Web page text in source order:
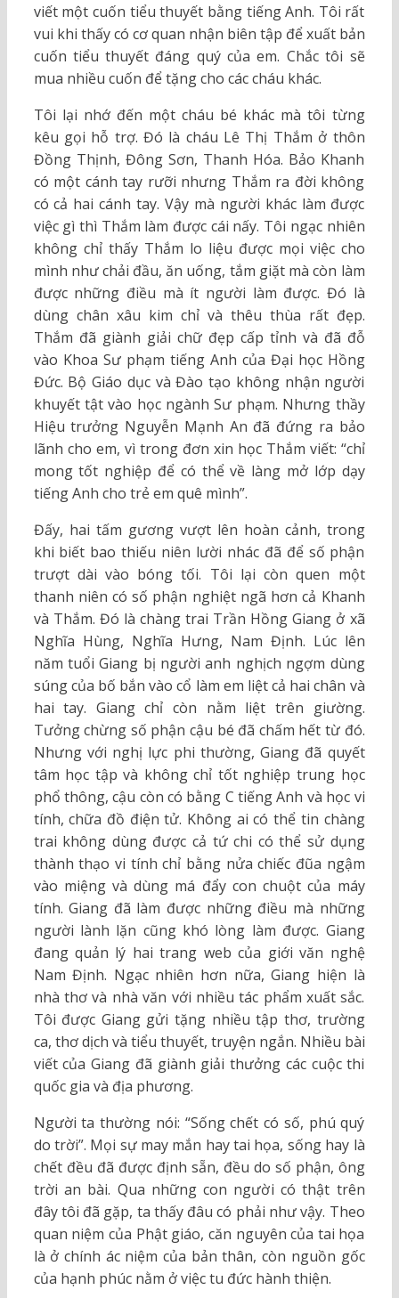
viết một cuốn tiểu thuyết bằng tiếng Anh. Tôi rất
vui khi thấy có cơ quan nhận biên tập để xuất bản
cuốn tiểu thuyết đáng quý của em. Chắc tôi sẽ
mua nhiều cuốn để tặng cho các cháu khác.
Tôi lại nhớ đến một cháu bé khác mà tôi từng
kêu gọi hỗ trợ. Đó là cháu Lê Thị Thắm ở thôn
Đồng Thịnh, Đông Sơn, Thanh Hóa. Bảo Khanh
có một cánh tay rưỡi nhưng Thắm ra đời không
có cả hai cánh tay. Vậy mà người khác làm được
việc gì thì Thắm làm được cái nấy. Tôi ngạc nhiên
không chỉ thấy Thắm lo liệu được mọi việc cho
mình như chải đầu, ăn uống, tắm giặt mà còn làm
được những điều mà ít người làm được. Đó là
dùng chân xâu kim chỉ và thêu thùa rất đẹp.
Thắm đã giành giải chữ đẹp cấp tỉnh và đã đỗ
vào Khoa Sư phạm tiếng Anh của Đại học Hồng
Đức. Bộ Giáo dục và Đào tạo không nhận người
khuyết tật vào học ngành Sư phạm. Nhưng thầy
Hiệu trưởng Nguyễn Mạnh An đã đứng ra bảo
lãnh cho em, vì trong đơn xin học Thắm viết: “chỉ
mong tốt nghiệp để có thể về làng mở lớp dạy
tiếng Anh cho trẻ em quê mình”.
Đấy, hai tấm gương vượt lên hoàn cảnh, trong
khi biết bao thiếu niên lười nhác đã để số phận
trượt dài vào bóng tối. Tôi lại còn quen một
thanh niên có số phận nghiệt ngã hơn cả Khanh
và Thắm. Đó là chàng trai Trần Hồng Giang ở xã
Nghĩa Hùng, Nghĩa Hưng, Nam Định. Lúc lên
năm tuổi Giang bị người anh nghịch ngợm dùng
súng của bố bắn vào cổ làm em liệt cả hai chân và
hai tay. Giang chỉ còn nằm liệt trên giường.
Tưởng chừng số phận cậu bé đã chấm hết từ đó.
Nhưng với nghị lực phi thường, Giang đã quyết
tâm học tập và không chỉ tốt nghiệp trung học
phổ thông, cậu còn có bằng C tiếng Anh và học vi
tính, chữa đồ điện tử. Không ai có thể tin chàng
trai không dùng được cả tứ chi có thể sử dụng
thành thạo vi tính chỉ bằng nửa chiếc đũa ngậm
vào miệng và dùng má đẩy con chuột của máy
tính. Giang đã làm được những điều mà những
người lành lặn cũng khó lòng làm được. Giang
đang quản lý hai trang web của giới văn nghệ
Nam Định. Ngạc nhiên hơn nữa, Giang hiện là
nhà thơ và nhà văn với nhiều tác phẩm xuất sắc.
Tôi được Giang gửi tặng nhiều tập thơ, trường
ca, thơ dịch và tiểu thuyết, truyện ngắn. Nhiều bài
viết của Giang đã giành giải thưởng các cuộc thi
quốc gia và địa phương.
Người ta thường nói: “Sống chết có số, phú quý
do trời”. Mọi sự may mắn hay tai họa, sống hay là
chết đều đã được định sẵn, đều do số phận, ông
trời an bài. Qua những con người có thật trên
đây tôi đã gặp, ta thấy đâu có phải như vậy. Theo
quan niệm của Phật giáo, căn nguyên của tai họa
là ở chính ác niệm của bản thân, còn nguồn gốc
của hạnh phúc nằm ở việc tu đức hành thiện.